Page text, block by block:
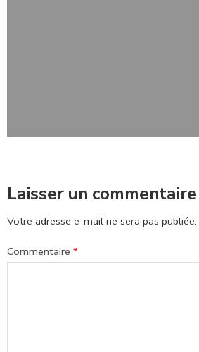
Laisser un commentaire
Votre adresse e-mail ne sera pas publiée.
Commentaire *